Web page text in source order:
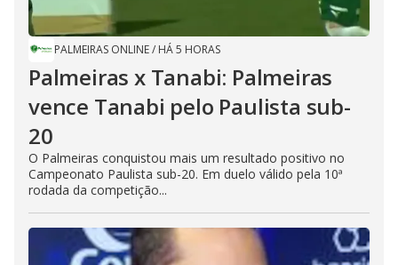
PALMEIRAS ONLINE/ HÁ 5 HORAS
Palmeiras x Tanabi: Palmeiras
vence Tanabi pelo Paulista sub-
20
O Palmeiras conquistou mais um resultado positivo no
Campeonato Paulista sub-20. Em duelo válido pela 10ª
rodada da competição...